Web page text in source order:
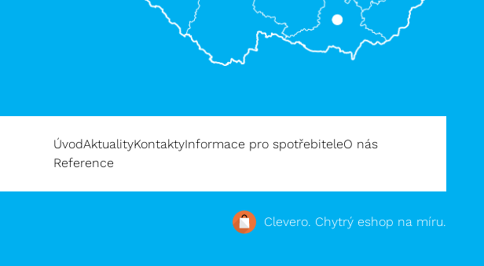
ÚvodAktualityKontaktyInformace pro spotřebiteleO nás
Reference
Clevero. Chytrý eshop na míru.